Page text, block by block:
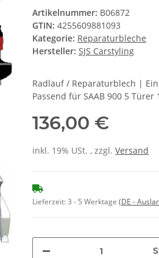
Artikelnummer: B06872
GTIN: 4255609881093
Kategorie: Reparaturbleche
Hersteller: SJS Carstyling
Radlauf / Reparaturblech |
Passend für SAAB 900 5 Türer
136,00 €
inkl. 19% USt. , zzgl. Versand
Lieferzeit:3 - 5 Werktage (DE -